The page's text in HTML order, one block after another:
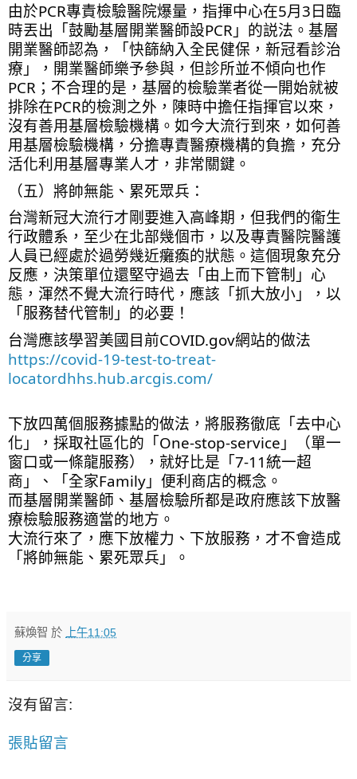
由於PCR專責檢驗醫院爆量，指揮中心在5月3日臨
時丟出「鼓勵基層開業醫師設PCR」的説法。基層
開業醫師認為，「快篩納入全民健保，新冠看診治
療」，開業醫師樂予參與，但診所並不傾向也作
PCR；不合理的是，基層的檢驗業者從一開始就被
排除在PCR的檢測之外，陳時中擔任指揮官以來，
沒有善用基層檢驗機構。如今大流行到來，如何善
用基層檢驗機構，分擔專責醫療機構的負擔，充分
活化利用基層專業人才，非常關鍵。
（五）將帥無能、累死眾兵：
台灣新冠大流行才剛要進入高峰期，但我們的衞生
行政體系，至少在北部幾個市，以及專責醫院醫護
人員已經處於過勞幾近癱瘓的狀態。這個現象充分
反應，決策單位還堅守過去「由上而下管制」心
態，渾然不覺大流行時代，應該「抓大放小」，以
「服務替代管制」的必要！
台灣應該學習美國目前COVID.gov網站的做法
https://covid-19-test-to-treat-
locatordhhs.hub.arcgis.com/
下放四萬個服務據點的做法，將服務徹底「去中心
化」，採取社區化的「One-stop-service」（單一
窗口或一條龍服務），就好比是「7-11統一超
商」、「全家Family」便利商店的概念。
而基層開業醫師、基層檢驗所都是政府應該下放醫
療檢驗服務適當的地方。
大流行來了，應下放權力、下放服務，才不會造成
「將帥無能、累死眾兵」。
蘇煥智 於 上午11:05
分享
沒有留言:
張貼留言